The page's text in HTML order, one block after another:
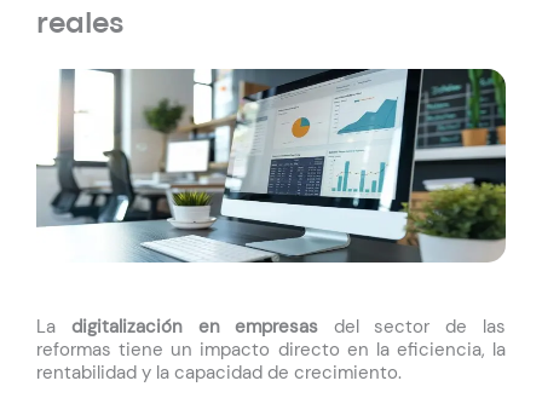
reales
Ladigitalización en empresas del sector de las
reformas tiene un impacto directo en la eficiencia, la
rentabilidad y la capacidad de crecimiento.